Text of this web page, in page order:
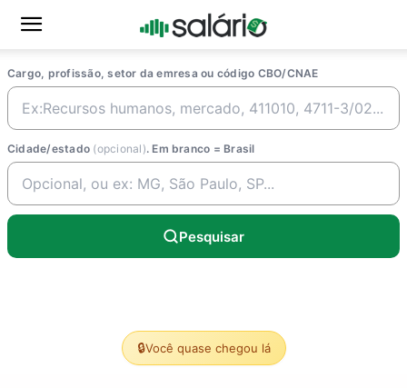
Cargo, profissão, setor da emresa ou código CBO/CNAE
Cidade/estado (opcional). Em branco = Brasil
Pesquisar
🔒Você quase chegou lá